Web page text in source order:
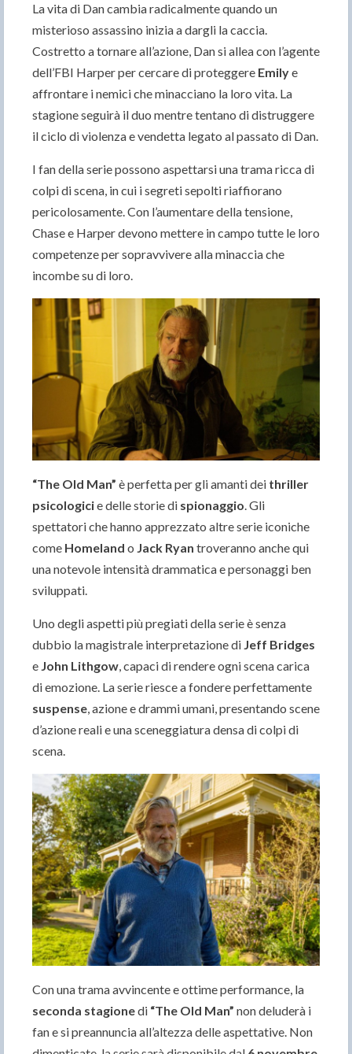
La vita di Dan cambia radicalmente quando un
misterioso assassino inizia a dargli la caccia.
Costretto a tornare all’azione, Dan si allea con l’agente
dell’FBI Harper per cercare di proteggere Emilye
affrontare i nemici che minacciano la loro vita. La
stagione seguirà il duo mentre tentano di distruggere
il ciclo di violenza e vendetta legato al passato di Dan.
I fan della serie possono aspettarsi una trama ricca di
colpi di scena, in cui i segreti sepolti riaffiorano
pericolosamente. Con l’aumentare della tensione,
Chase e Harper devono mettere in campo tutte le loro
competenze per sopravvivere alla minaccia che
incombe su di loro.
“The Old Man” è perfetta per gli amanti dei thriller
psicologicie delle storie di spionaggio. Gli
spettatori che hanno apprezzato altre serie iconiche
come Homeland o Jack Ryan troveranno anche qui
una notevole intensità drammatica e personaggi ben
sviluppati.
Uno degli aspetti più pregiati della serie è senza
dubbio la magistrale interpretazione di Jeff Bridges
e John Lithgow, capaci di rendere ogni scena carica
di emozione. La serie riesce a fondere perfettamente
suspense, azione e drammi umani, presentando scene
d’azione reali e una sceneggiatura densa di colpi di
scena.
Con una trama avvincente e ottime performance, la
seconda stagionedi “The Old Man” non deluderà i
fan e si preannuncia all’altezza delle aspettative. Non